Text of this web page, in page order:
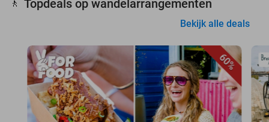
🚶 Topdeals op wandelarrangementen
Bekijk alle deals
60%